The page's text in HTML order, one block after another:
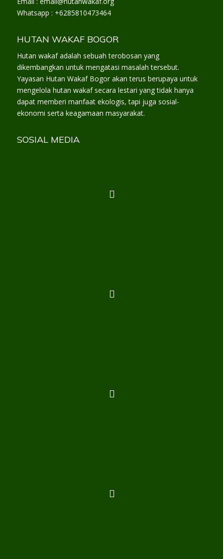
Whatsapp : +6285810473464
HUTAN WAKAF BOGOR
Hutan wakaf adalah sebuah terobosan yang
dikembangkan untuk mengatasi masalah tersebut.
Yayasan Hutan Wakaf Bogor akan terus berupaya untuk
mengelola hutan wakaf secara lestari yang tidak hanya
dapat memberi manfaat ekologis, tapi juga sosial-
ekonomi serta keagamaan masyarakat.
SOSIAL MEDIA